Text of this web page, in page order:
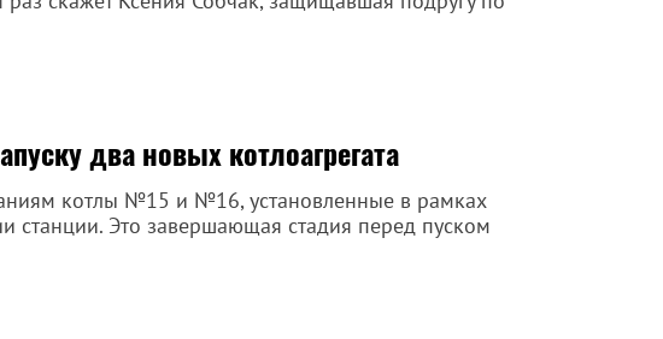
два новых котлоагрегата
котлы №15 и №16, установленные в рамках
станции. Это завершающая стадия перед пуском